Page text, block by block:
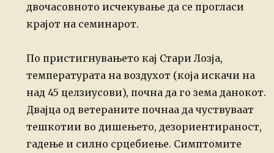
двочасовното исчекување да се прогласи
крајот на семинарот.
По пристигнувањето кај Стари Лозја,
температурата на воздухот (која искачи на
над45 целзиусови), почна да го зема данокот.
Двајца од ветераните почнаада чуствуваат
тешкотии во дишењето, дезориентираност,
гадење и силно срцебиење. Симптомите